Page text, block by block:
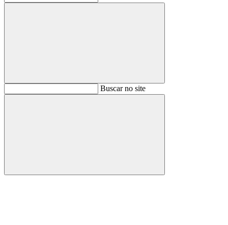
BuscarBuscar no site
Buscar